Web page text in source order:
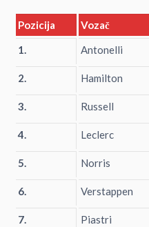
Pozicija Vozač
1.
Antonelli
2. Hamilton
3. Russell
4. Leclerc
5. Norris
6. Verstappen
7. Piastri